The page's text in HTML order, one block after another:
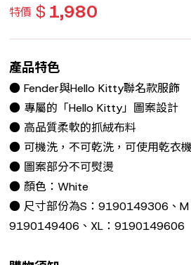
特價 $1,980
產品特色
● Fender與Hello Kitty聯名款服飾
● 專屬的「Hello Kitty」圖案設計
● 高品質柔軟的抓絨布料
● 可機洗，不可乾洗，可使用乾衣機
● 圖案部分不可熨燙
● 顏色：White
● 尺寸部份為S：9190149306、
9190149406、XL：9190149606